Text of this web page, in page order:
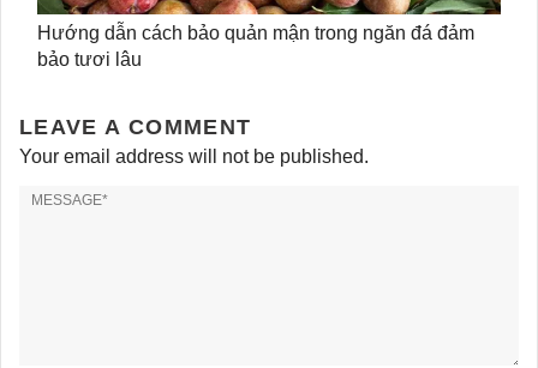
Hướng dẫn cách bảo quản mận trong ngăn đá đảm
bảo tươi lâu
LEAVE A COMMENT
Your email address will not be published.